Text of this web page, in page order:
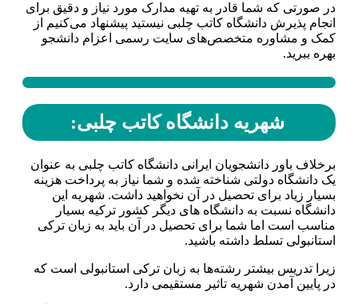
در صورتی که شما قادر به تهیه مدارک مورد نیاز و دقیق برای
انجام پذیرش دانشگاه کاتب چلبی نیستید پیشنهاد می‌کنیم از
کمک و مشاوره متخصص‌های سایت رسمی اعزام دانشجو
بهره ببرید.
شهریه دانشگاه کاتب چلبی:
برخلاف باور دانشجویان ایرانی دانشگاه کاتب چلبی به عنوان
یک دانشگاه دولتی شناخته شده و شما نیاز به پرداخت هزینه
بسیار زیاد برای تحصیل در آن نخواهید داشت. شهریه این
دانشگاه نسبت به دانشگاه‌ های دیگر کشور ترکیه بسیار
مناسب است اما شما برای تحصیل در آن باید به زبان ترکی
استانبولی تسلط داشته باشید.
زیرا تدریس بیشتر رشته‌ها به زبان ترکی استانبولی است که
در پایین آمدن شهریه تاثیر مستقیمی دارد.